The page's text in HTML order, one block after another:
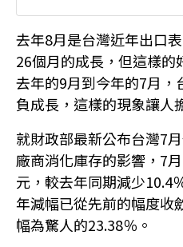
去年8月是台灣近年出口
26個月的成長，但這樣
去年的9月到今年的7月
負成長，這樣的現象讓人
就財政部最新公布台灣7
廠商消化庫存的影響，7
元，較去年同期減少10.4
年減幅已從先前的幅度收
幅為驚人的23.38％。